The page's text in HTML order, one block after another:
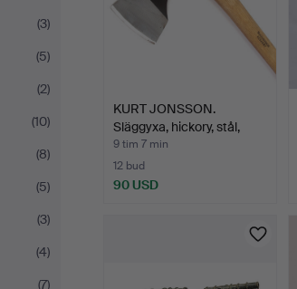
(3)
(5)
(2)
(10)
(8)
(5)
(3)
(4)
(7)
KURT JONSSON.
Släggyxa, hickory, stål,
mon…
9 tim 7 min
12 bud
90 USD